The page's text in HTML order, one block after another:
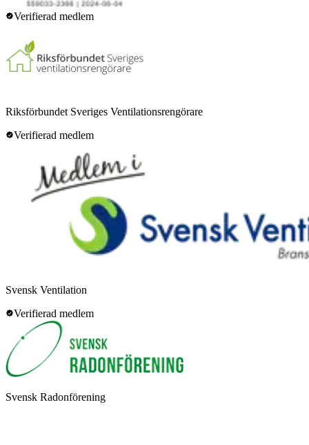
Verifierad medlem
Riksförbundet Sveriges Ventilationsrengörare
Verifierad medlem
Svensk Ventilation
Verifierad medlem
Svensk Radonförening